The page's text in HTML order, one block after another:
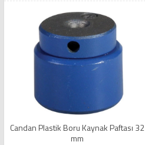
Candan Plastik Boru Kaynak Paftası 32
mm